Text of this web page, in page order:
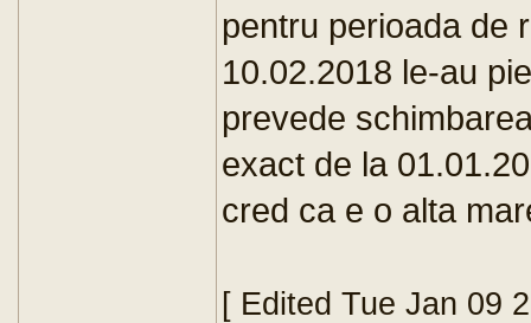
pentru perioada de
10.02.2018 le-au
prevede
exact de la
cred ca e o alta
[ Edited Tue Jan 09